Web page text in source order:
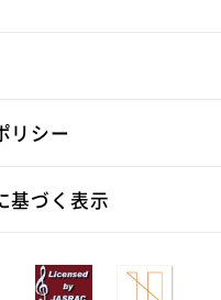
リシー
基づく表示